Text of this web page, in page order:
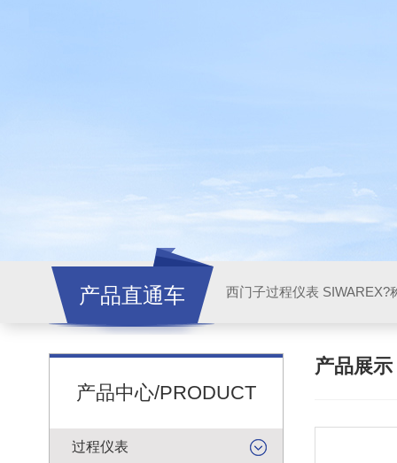
产品直通车 西门子过程仪表 SIWAREX?
产品中心/PRODUCT
过程仪表
产品展示